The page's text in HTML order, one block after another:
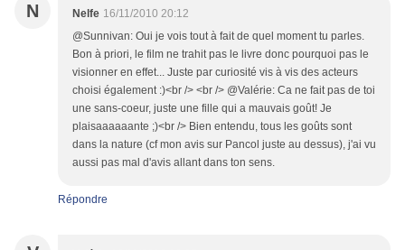
N Nelfe 16/11/2010 20:12
@Sunnivan: Oui je vois tout à fait de quel moment tu parles.
Bon à priori, le film ne trahit pas le livre donc pourquoi pas le
visionner en effet... Juste par curiosité vis à vis des acteurs
choisi également :)<br /> <br /> @Valérie: Ca ne fait pas de toi
une sans-coeur, juste une fille qui a mauvais goût! Je
plaisaaaaaante ;)<br /> Bien entendu, tous les goûts sont
dans la nature (cf mon avis sur Pancol juste au dessus), j'ai vu
aussi pas mal d'avis allant dans ton sens.
Répondre